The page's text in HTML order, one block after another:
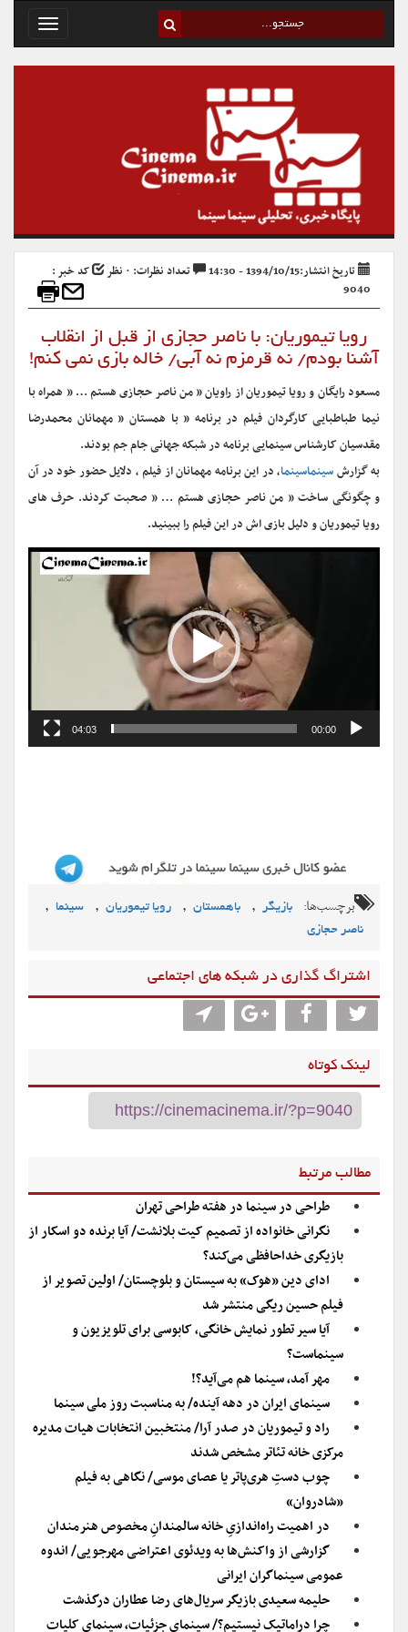
Toggle
تاریخ انتشار:1394/10/15 - 14:30 تعداد نظرات: ۰ نظر
کد خبر :
9040
رویا تیموریان: با ناصر حجازی از قبل از انقلاب
آشنا بودم/ نه قرمزم نه آبی/ خاله بازی نمی کنم!
مسعود رایگان و رویا تیموریان از راویان ” من ناصر حجازی هستم … ” همراه با
نیما طباطبایی کارگردان فیلم در برنامه ” با همستان ” مهمانان محمدرضا
مقدسیان کارشناس سینمایی برنامه در شبکه جهانی جام جم بودند.
به گزارشسینماسینما، در این برنامه مهمانان از فیلم ، دلایل حضور خود در آن
و چگونگی ساخت ” من ناصر حجازی هستم … ” صحبت کردند. حرف های
رویا تیموریان و دلیل بازی اش در این فیلم را ببینید.
00:00
04:03
برچسب‌ها: بازیگر , باهمستان , رویا تیموریان , سینما ,
ناصر حجازی
اشتراگ گذاری در شبکه های اجتماعی
لینک کوتاه
مطالب مرتبط
طراحی در سینما در هفته طراحی تهران
نگرانی خانواده از تصمیم کیت بلانشت/ آیا برنده دو اسکار از
بازیگری خداحافظی می‌کند؟
ادای دین «هوک» به سیستان و بلوچستان/ اولین تصویر از
فیلم حسین ریگی منتشر شد
آیا سیر تطور نمایش خانگی، کابوسی برای تلویزیون و
سینماست؟
مهر آمد، سینما هم می‌آید؟!
سینمای ایران در دهه آینده/ به مناسبت روز ملی سینما
راد و تیموریان در صدر آرا/ منتخبین انتخابات هیات مدیره
مرکزی خانه تئاتر مشخص شدند
چوب دستِ هری‌پاتر یا عصای موسی/ نگاهی به فیلم
«شادروان»
در اهمیت راه‌اندازیِ خانه سالمندانِ مخصوص هنرمندان
گزارشی از واکنش‌ها به ویدئوی اعتراضی مهرجویی/ اندوه
عمومی سینماگران ایرانی
حلیمه سعیدی بازیگر سریال‌های رضا عطاران درگذشت
چرا دراماتیک نیستیم؟/ سینمای جزئیات، سینمای کلیات